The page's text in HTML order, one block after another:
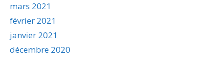
mars 2021
février 2021
janvier 2021
décembre 2020